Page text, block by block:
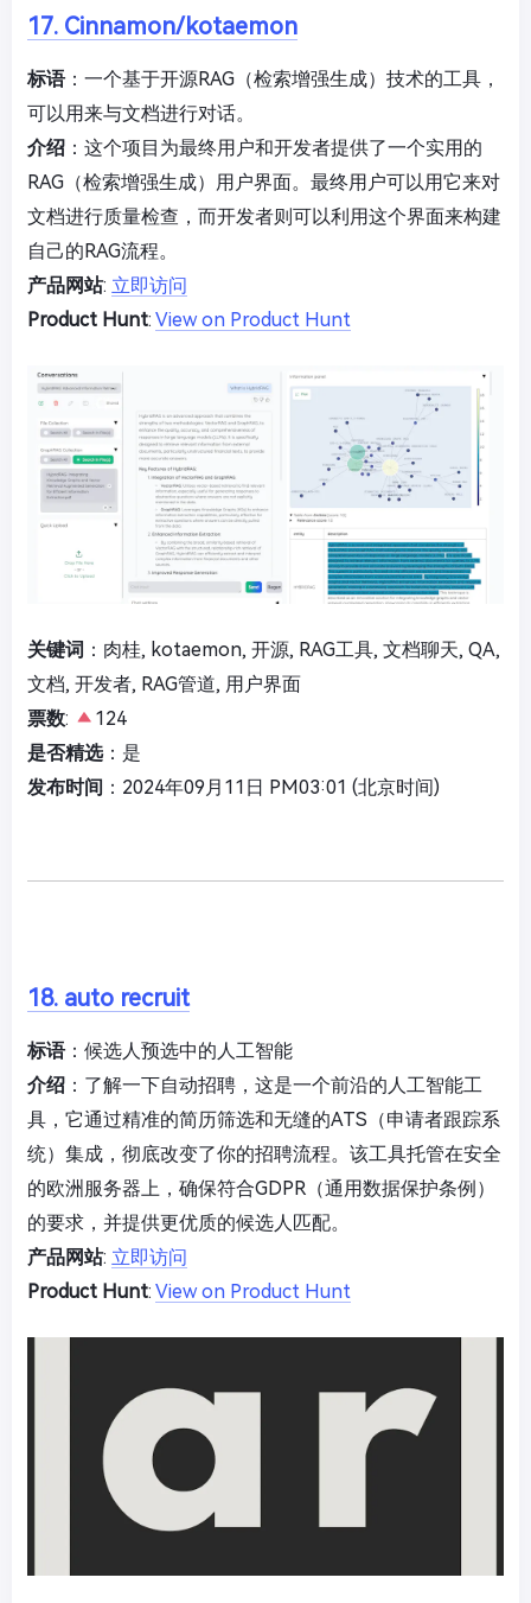
17. Cinnamon/kotaemon
标语：一个基于开源RAG（检索增强生成）技术的工具，
可以用来与文档进行对话。
介绍 ：这个项目为最终用户和开发者提供了一个实用的
RAG（检索增强生成）用户界面。最终用户可以用它来对
文档进行质量检查，而开发者则可以利用这个界面来构建
自己的RAG流程。
产品网站: 立即访问
Product Hunt: View on Product Hunt
关键词 ：肉桂, kotaemon, 开源, RAG工具, 文档聊天, QA,
文档, 开发者, RAG管道, 用户界面
票数:
124
是否精选：是
发布时间 ：2024年09月11日 PM03:01 (北京时间)
18. auto recruit
标语：候选人预选中的人工智能
介绍 ：了解一下自动招聘，这是一个前沿的人工智能工
具，它通过精准的简历筛选和无缝的ATS（申请者跟踪系
统）集成，彻底改变了你的招聘流程。该工具托管在安全
的欧洲服务器上，确保符合GDPR（通用数据保护条例）
的要求，并提供更优质的候选人匹配。
产品网站: 立即访问
Product Hunt: View on Product Hunt